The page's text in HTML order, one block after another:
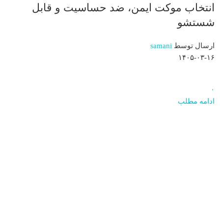
انتخاب موکت ایمن، ضد حساسیت و قابل
شستشو
ارسال توسط samani
۱۴۰۵-۰۳-۱۶
۰
ادامه مطلب